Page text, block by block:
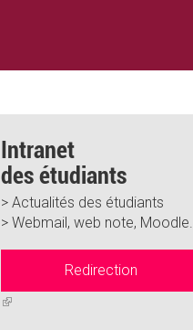
Intranet
des étudiants
> Actualités des étudiants
> Webmail, web note, Moodle...
Redirection
(link